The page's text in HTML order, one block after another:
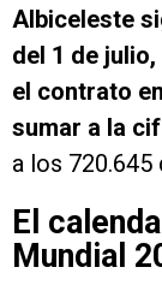
Albiceleste
del 1 de
el contrato
sumar a la
a los 720.645
El
Mundial